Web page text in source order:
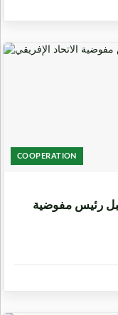
COOPERATION
رئيس مفوضية